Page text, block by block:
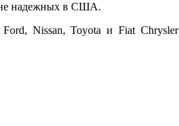
не надежных в США.
Nissan, Toyota и Fiat